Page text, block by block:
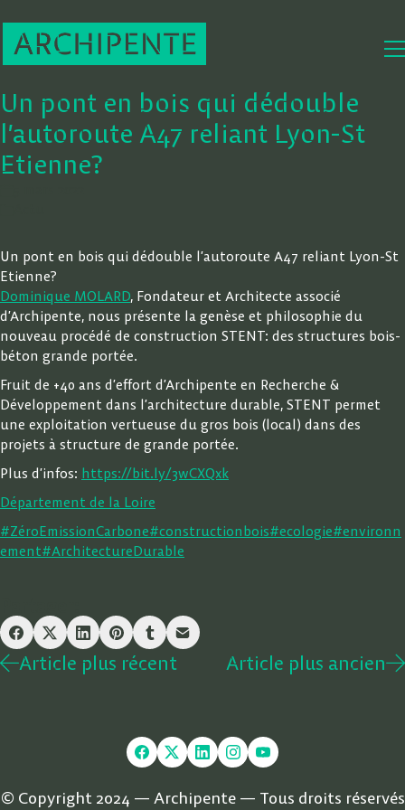
Un pont en bois qui dédouble
l’autoroute A47 reliant Lyon-St
Etienne?
Un pont en bois qui dédouble l’autoroute A47 reliant Lyon-St
Etienne?
Dominique MOLARD, Fondateur et Architecte associé
d’Archipente, nous présente la genèse et philosophie du
nouveau procédé de construction STENT: des structures bois-
béton grande portée.
Fruit de +40 ans d’effort d’Archipente en Recherche &
Développement dans l’architecture durable, STENT permet
une exploitation vertueuse du gros bois (local) dans des
projets à structure de grande portée.
Plus d’infos: https://bit.ly/3wCXQxk
Département de la Loire
#ZéroEmissionCarbone#constructionbois#ecologie#environn
ement#ArchitectureDurable
Article plus récent Article plus ancien
© Copyright 2024 — Archipente — Tous droits réservés